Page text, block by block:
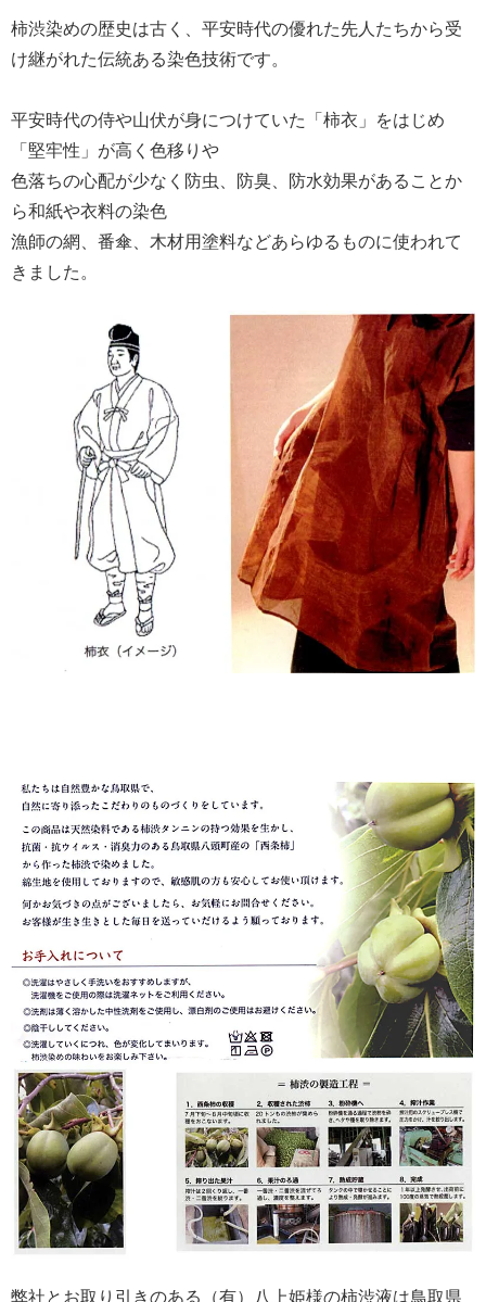
柿渋染めの歴史は古く、平安時代の優れた先人たちから受
け継がれた伝統ある染色技術です。
平安時代の侍や山伏が身につけていた「柿衣」をはじめ
「堅牢性」が高く色移りや
色落ちの心配が少なく防虫、防臭、防水効果があることか
ら和紙や衣料の染色
漁師の網、番傘、木材用塗料などあらゆるものに使われて
きました。
弊社とお取り引きのある（有）八上姫様の柿渋液は鳥取県